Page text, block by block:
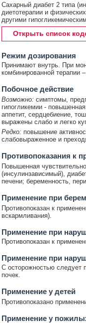
Сахарный диабет 2 типа
диетотерапии и
другими
Открыть список
Режим дозирования
Принимают внутрь. При
комбинированной терапии
Побочное действие
Возможно: симптомы,
гипогликемии -
аппетит, сердцебиение,
выражены слабо и легко
Редко: повышение
слабовыраженное и
Противопоказания к
Повышенная
(инсулинзависимый),
печени; беременность,
Применение при
Противопоказан к
вскармливания).
Применение при
Противопоказан к
Применение при
С осторожностью следует
почек.
Применение у детей
Противопоказано
Применение у